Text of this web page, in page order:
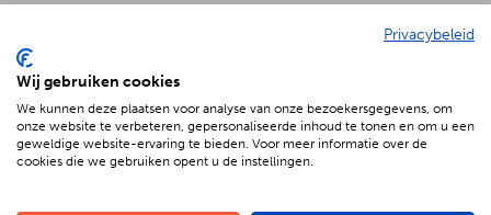
De voordelen van BBQenzo.nl
Privacybeleid
Wij gebruiken cookies
We kunnen deze plaatsen voor analyse van onze bezoekersgegevens, om
onze website te verbeteren, gepersonaliseerde inhoud te tonen en om u een
geweldige website-ervaring te bieden. Voor meer informatie over de
cookies die we gebruiken opent u de instellingen.